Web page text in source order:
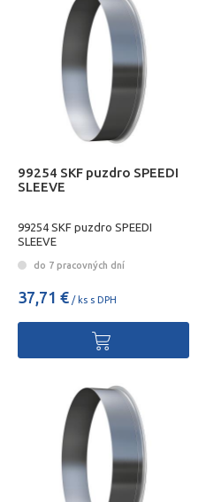
99254 SKF puzdro SPEEDI
SLEEVE
99254 SKF puzdro SPEEDI
SLEEVE
do 7 pracovných dní
37,71 € / ks s DPH